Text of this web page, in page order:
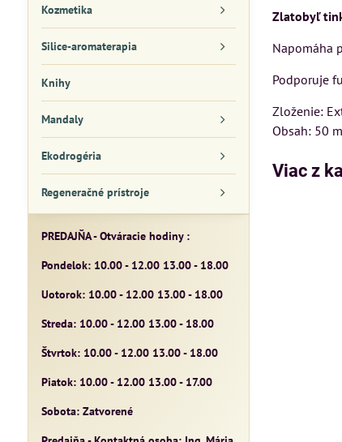
Zlatobyľ
Napomáha
Podporuje
Zloženie:
Obsah: 50
Viac z
Kozmetika
Silice-aromaterapia
Knihy
Mandaly
Ekodrogéria
Regeneračné prístroje
PREDAJŇA - Otváracie hodiny :
Pondelok: 10.00 - 12.00 13.00 - 18.00
Uotorok: 10.00 - 12.00 13.00 - 18.00
Streda: 10.00 - 12.00 13.00 - 18.00
Štvrtok: 10.00 - 12.00 13.00 - 18.00
Piatok: 10.00 - 12.00 13.00 - 17.00
Sobota: Zatvorené